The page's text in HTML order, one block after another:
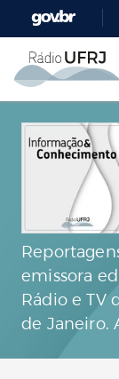
FM em 88,9 MHz!
emissora
Rádio e TV
de Janeiro.